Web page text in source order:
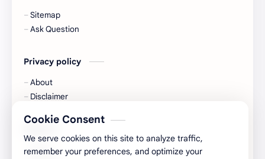
Sitemap
Ask Question
Privacy policy
About
Disclaimer
About
Cookie Consent
We serve cookies on this site to analyze traffic,
remember your preferences, and optimize your